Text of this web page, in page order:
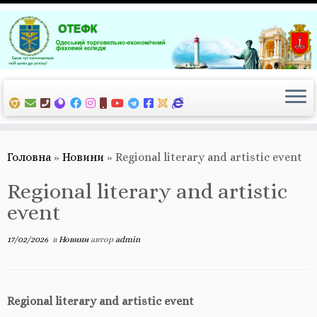
Перейти
до
вмісту
Головна » Новини » Regional literary and artistic event
Regional literary and artistic
event
17/02/2026в Новиниавторadmin
Regional literary and artistic event